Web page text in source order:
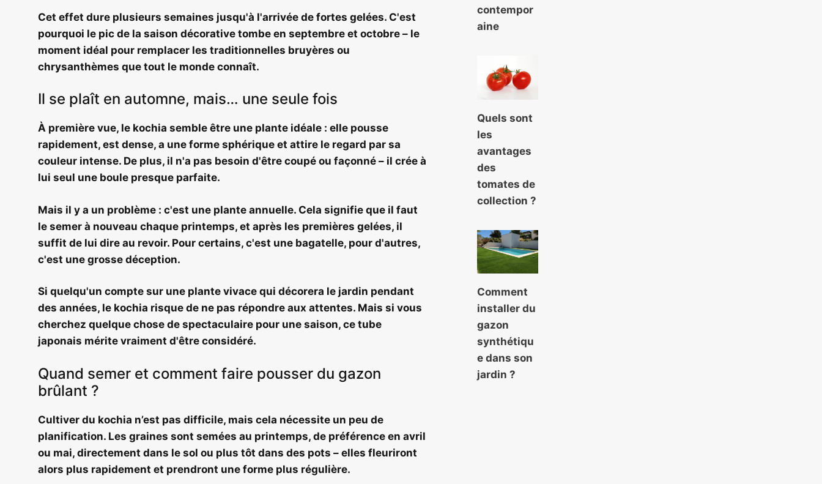
Cet effet dure plusieurs semaines jusqu'à l'arrivée de fortes gelées. C'est
pourquoi le pic de la saison décorative tombe en septembre et octobre – le
moment idéal pour remplacer les traditionnelles bruyères ou
chrysanthèmes que tout le monde connaît.
Il se plaît en automne, mais… une seule fois
À première vue, le kochia semble être une plante idéale : elle pousse
rapidement, est dense, a une forme sphérique et attire le regard par sa
couleur intense. De plus, il n'a pas besoin d'être coupé ou façonné – il crée à
lui seul une boule presque parfaite.
Mais il y a un problème : c'est une plante annuelle. Cela signifie que il faut
le semer à nouveau chaque printemps, et après les premières gelées, il
suffit de lui dire au revoir. Pour certains, c'est une bagatelle, pour d'autres,
c'est une grosse déception.
Si quelqu'un compte sur une plante vivace qui décorera le jardin pendant
des années, le kochia risque de ne pas répondre aux attentes. Mais si vous
cherchez quelque chose de spectaculaire pour une saison, ce tube
japonais mérite vraiment d'être considéré.
Quand semer et comment faire pousser du gazon
brûlant ?
Cultiver du kochia n’est pas difficile, mais cela nécessite un peu de
planification. Les graines sont semées au printemps, de préférence en avril
ou mai, directement dans le sol ou plus tôt dans des pots – elles fleuriront
alors plus rapidement et prendront une forme plus régulière.
contempor
aine
Quels sont
les
avantages
des
tomates de
collection ?
Comment
installer du
gazon
synthétiqu
e dans son
jardin ?